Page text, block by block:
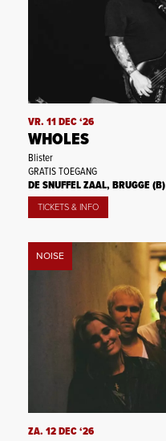
VR. 11 DEC ‘26
WHOLES
Blister
GRATIS TOEGANG
DE SNUFFEL ZAAL, BRUGGE (B)
TICKETS & INFO
NOISE
ZA. 12 DEC ‘26